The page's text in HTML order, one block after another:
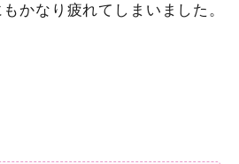
かなり疲れてしまいました。